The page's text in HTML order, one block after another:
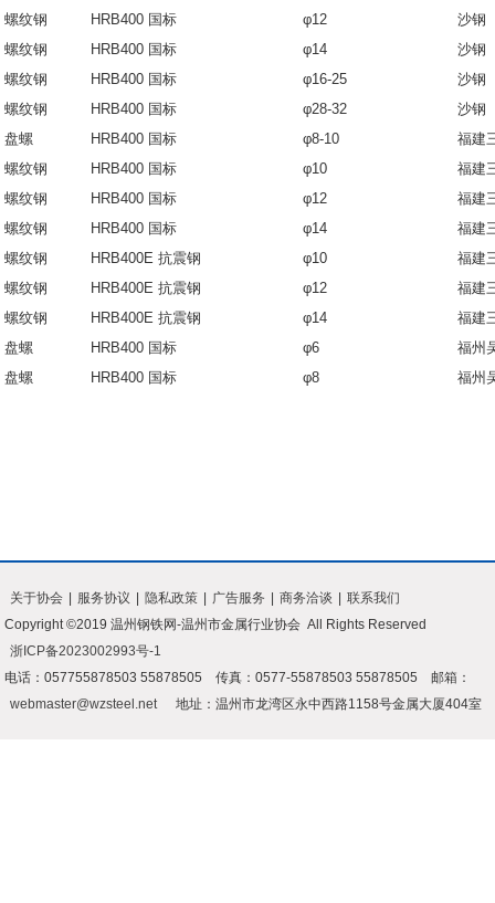
螺纹钢
HRB400 国标 φ12
沙钢
螺纹钢
HRB400 国标 φ14
沙钢
螺纹钢
HRB400 国标 φ16-25
沙钢
螺纹钢
HRB400 国标 φ28-32
沙钢
盘螺
HRB400 国标 φ8-10
福建
螺纹钢
HRB400 国标 φ10
福建
螺纹钢
HRB400 国标 φ12
福建
螺纹钢
HRB400 国标 φ14
福建
螺纹钢
HRB400E 抗震钢 φ10
福建
螺纹钢
HRB400E 抗震钢 φ12
福建
螺纹钢
HRB400E 抗震钢 φ14
福建
盘螺
HRB400 国标 φ6
福州
盘螺
HRB400 国标 φ8 福州
关于协会 服务协议 隐私政策 广告服务 商务洽谈
联系我们
Copyright ©2019 温州钢铁网-温州市金属行业协会 All Rights Reserved
浙ICP备2023002993号-1
电话：057755878503 55878505 传真：0577-55878503 55878505 邮箱：
webmaster@wzsteel.net
地址：温州市龙湾区永中西路1158号金属大厦404室